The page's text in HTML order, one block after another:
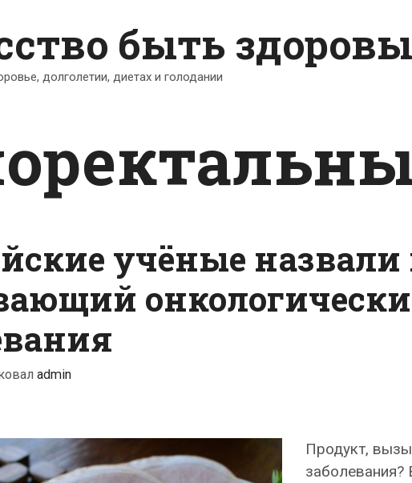
быть
долголетии, диетах и голодании
учёные назвали
admin
Продукт,